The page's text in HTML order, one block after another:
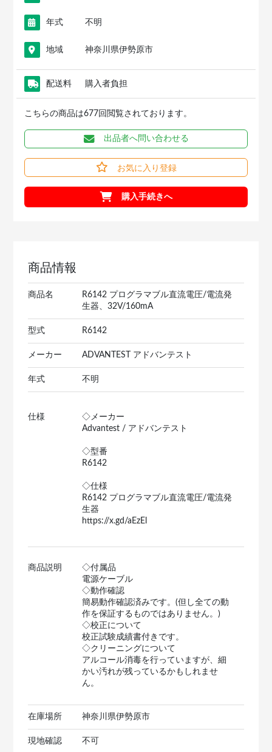
年式 不明
地域 神奈川県伊勢原市
配送料 購入者負担
こちらの商品は677回閲覧されております。
出品者へ問い合わせる
お気に入り登録
購入手続きへ
商品情報
商品名
R6142 プログラマブル直流電圧/電流発
生器、32V/160mA
型式 R6142
メーカー ADVANTEST アドバンテスト
年式 不明
仕様
◇メーカー
Advantest / アドバンテスト
◇型番
R6142
◇仕様
R6142 プログラマブル直流電圧/電流発
生器
https://x.gd/aEzEl
商品説明
◇付属品
電源ケーブル
◇動作確認
簡易動作確認済みです。(但し全ての動
作を保証するものではありません。)
◇校正について
校正試験成績書付きです。
◇クリーニングについて
アルコール消毒を行っていますが、細
かい汚れが残っているかもしれませ
ん。
在庫場所 神奈川県伊勢原市
現地確認 不可